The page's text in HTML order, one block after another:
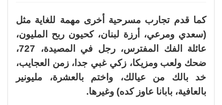
كما قدم تجارب مسرحية أخرى مهمة للغاية مثل
(سعدي ومرعي، أرزة لبنان، كحيون ربح المليون،
عائلة الفك المفترس، رجل في المصيدة، 727،
ضحك ولعب ومزيكا، زكي غبي جدا، زمن العجايب،
خد بالك من عيالك، واختم بالعشرة، مليونير
بالعافية، بابانا عاوز كده) وغيرها.